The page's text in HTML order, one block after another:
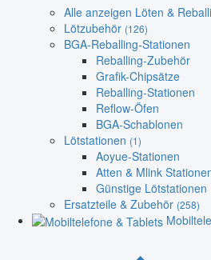
Alle anzeigen Löten &
Lötzubehör (126)
BGA-Reballing-Stationen
Reballing-Zubehör
Grafik-Chipsätze
Reballing-Stationen
Reflow-Öfen
BGA-Schablonen
Lötstationen (1)
Aoyue-Stationen
Atten & Mlink
Günstige Lötstationen
Ersatzteile & Zubehör (258)